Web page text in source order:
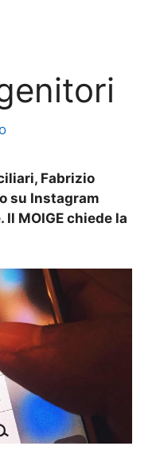
Fabrizio
su Instagram
MOIGE chiede la